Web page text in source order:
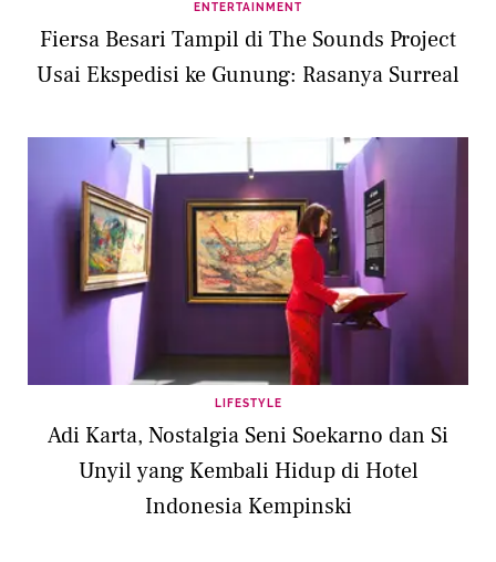
ENTERTAINMENT
Fiersa Besari Tampil di The Sounds Project
Usai Ekspedisi ke Gunung: Rasanya Surreal
LIFESTYLE
Adi Karta, Nostalgia Seni Soekarno dan Si
Unyil yang Kembali Hidup di Hotel
Indonesia Kempinski